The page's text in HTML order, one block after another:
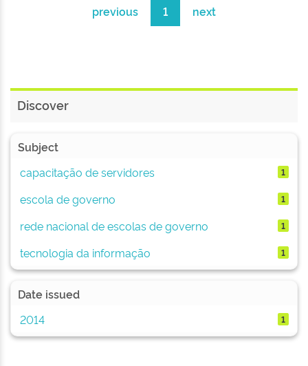
previous 1 next
Discover
Subject
capacitação de servidores
1
escola de governo 1
rede nacional de escolas de governo 1
tecnologia da informação 1
Date issued
2014
1